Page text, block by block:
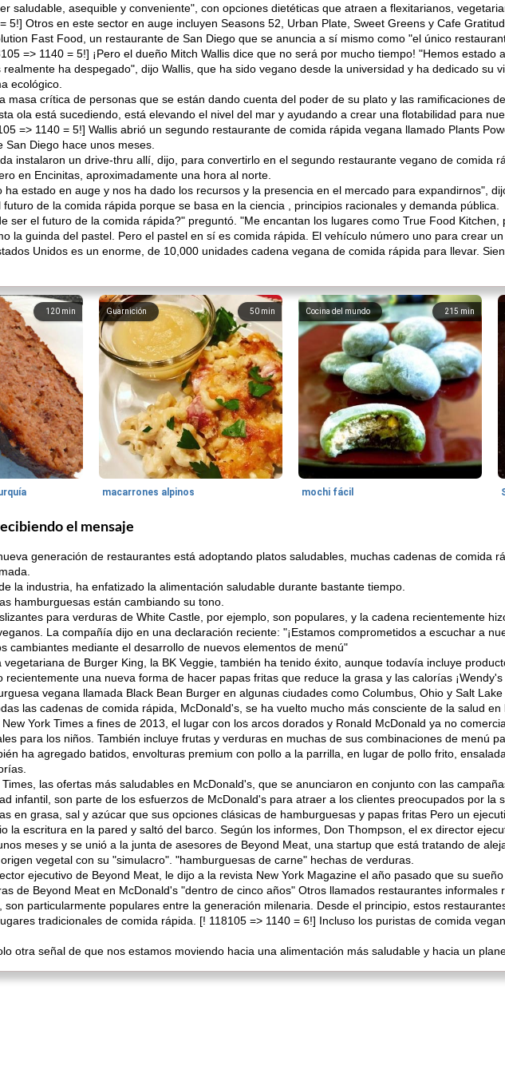
saludable, asequible y conveniente", con opciones dietéticas que atraen a flexitarianos,
5!] Otros en este sector en auge incluyen Seasons 52, Urban Plate, Sweet Greens y Cafe
Fast Food, un restaurante de San Diego que se anuncia a sí mismo como "el único
=> 1140 = 5!] ¡Pero el dueño Mitch Wallis dice que no será por mucho tiempo! "Hemos estado
realmente ha despegado", dijo Wallis, que ha sido vegano desde la universidad y ha dedicado su
ecológico.
masa crítica de personas que se están dando cuenta del poder de su plato y las ramificaciones
ola está sucediendo, está elevando el nivel del mar y ayudando a crear una flotabilidad para
=> 1140 = 5!] Wallis abrió un segundo restaurante de comida rápida vegana llamado Plants
San Diego hace unos meses.
instalaron un drive-thru allí, dijo, para convertirlo en el segundo restaurante vegano de comida
en Encinitas, aproximadamente una hora al norte.
ha estado en auge y nos ha dado los recursos y la presencia en el mercado para expandirnos",
de la comida rápida porque se basa en la ciencia , principios racionales y demanda pública.
ser el futuro de la comida rápida?" preguntó. "Me encantan los lugares como True Food Kitchen,
la guinda del pastel. Pero el pastel en sí es comida rápida. El vehículo número uno para crear
Unidos es un enorme, de 10,000 unidades cadena vegana de comida rápida para llevar.
120 min 50 min
Guarnición
macarrones alpinos
215 min
Cocina del mundo
mochi fácil
el mensaje
generación de restaurantes está adoptando platos saludables, muchas cadenas de comida
la industria, ha enfatizado la alimentación saludable durante bastante tiempo.
hamburguesas están cambiando su tono.
para verduras de White Castle, por ejemplo, son populares, y la cadena recientemente
La compañía dijo en una declaración reciente: "¡Estamos comprometidos a escuchar a
cambiantes mediante el desarrollo de nuevos elementos de menú"
vegetariana de Burger King, la BK Veggie, también ha tenido éxito, aunque todavía incluye
recientemente una nueva forma de hacer papas fritas que reduce la grasa y las calorías
vegana llamada Black Bean Burger en algunas ciudades como Columbus, Ohio y Salt Lake
las cadenas de comida rápida, McDonald's, se ha vuelto mucho más consciente de la salud en
York Times a fines de 2013, el lugar con los arcos dorados y Ronald McDonald ya no
para los niños. También incluye frutas y verduras en muchas de sus combinaciones de menú
ha agregado batidos, envolturas premium con pollo a la parrilla, en lugar de pollo frito,
las ofertas más saludables en McDonald's, que se anunciaron en conjunto con las
infantil, son parte de los esfuerzos de McDonald's para atraer a los clientes preocupados por la
en grasa, sal y azúcar que sus opciones clásicas de hamburguesas y papas fritas Pero un
la escritura en la pared y saltó del barco. Según los informes, Don Thompson, el ex director
meses y se unió a la junta de asesores de Beyond Meat, una startup que está tratando de
vegetal con su "simulacro". "hamburguesas de carne" hechas de verduras.
ejecutivo de Beyond Meat, le dijo a la revista New York Magazine el año pasado que su
de Beyond Meat en McDonald's "dentro de cinco años" Otros llamados restaurantes informales
son particularmente populares entre la generación milenaria. Desde el principio, estos
tradicionales de comida rápida. [! 118105 => 1140 = 6!] Incluso los puristas de comida
otra señal de que nos estamos moviendo hacia una alimentación más saludable y hacia un